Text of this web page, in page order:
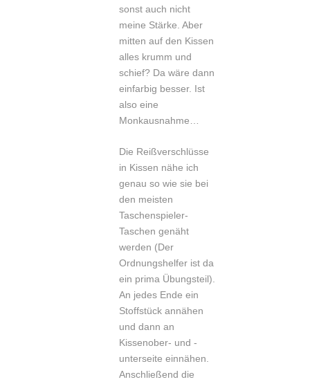
sonst auch nicht
meine Stärke. Aber
mitten auf den Kissen
alles krumm und
schief? Da wäre dann
einfarbig besser. Ist
also eine
Monkausnahme…
Die Reißverschlüsse
in Kissen nähe ich
genau so wie sie bei
den meisten
Taschenspieler-
Taschen genäht
werden (Der
Ordnungshelfer ist da
ein prima Übungsteil).
An jedes Ende ein
Stoffstück annähen
und dann an
Kissenober- und -
unterseite einnähen.
Anschließend die